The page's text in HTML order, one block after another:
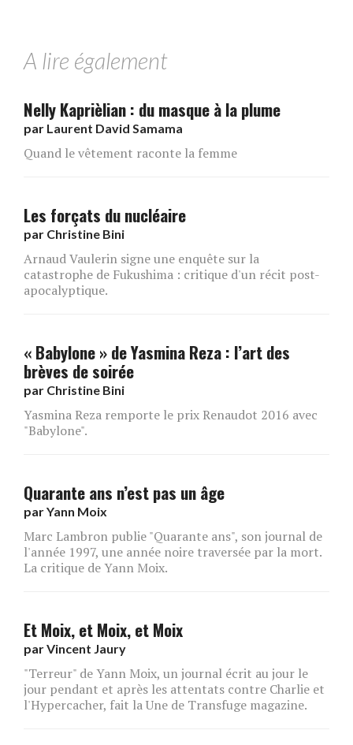
A lire également
Nelly Kaprièlian : du masque à la plume
par Laurent David Samama
Quand le vêtement raconte la femme
Les forçats du nucléaire
par Christine Bini
Arnaud Vaulerin signe une enquête sur la
catastrophe de Fukushima : critique d'un récit post-
apocalyptique.
« Babylone » de Yasmina Reza : l’art des
brèves de soirée
par Christine Bini
Yasmina Reza remporte le prix Renaudot 2016 avec
"Babylone".
Quarante ans n’est pas un âge
parYann Moix
Marc Lambron publie "Quarante ans", son journal de
l'année 1997, une année noire traversée par la mort.
La critique de Yann Moix.
Et Moix, et Moix, et Moix
parVincent Jaury
"Terreur" de Yann Moix, un journal écrit au jour le
jour pendant et après les attentats contre Charlie et
l'Hypercacher, fait la Une de Transfuge magazine.